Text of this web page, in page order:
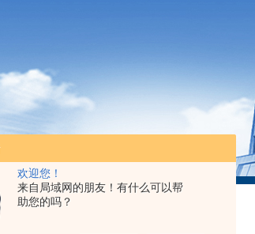
欢迎您！
来自局域网的朋友！有什么可以帮
助您的吗？